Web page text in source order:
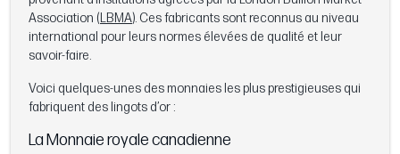
Association (LBMA). Ces fabricants sont reconnus au niveau
international pour leurs normes élevées de qualité et leur
savoir-faire.
Voici quelques-unes des monnaies les plus prestigieuses qui
fabriquent des lingots d’or :
La Monnaie royale canadienne